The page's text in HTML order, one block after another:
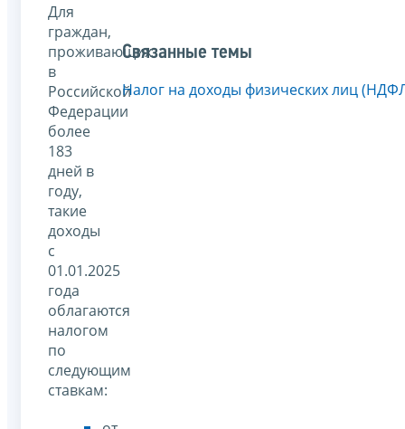
Для
граждан,
проживающих
в
Российской
Федерации
более
183
дней в
году,
такие
доходы
с
01.01.2025
года
облагаются
налогом
по
следующим
ставкам:
Связанные темы
Налог на доходы физических лиц